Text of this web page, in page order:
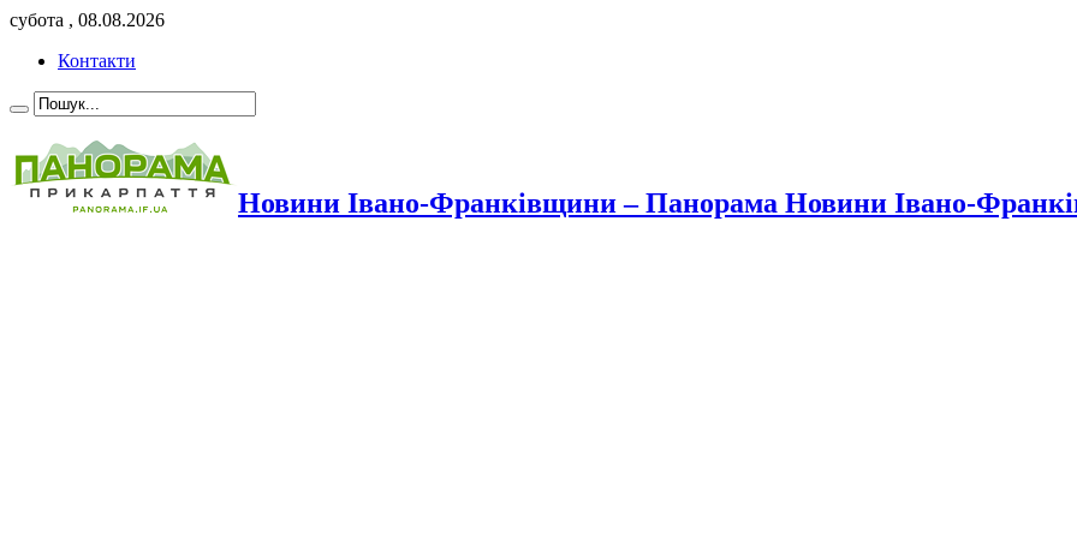
субота , 08.08.2026
Контакти
Новини Івано-Франківщини – Панорама Новини Івано-